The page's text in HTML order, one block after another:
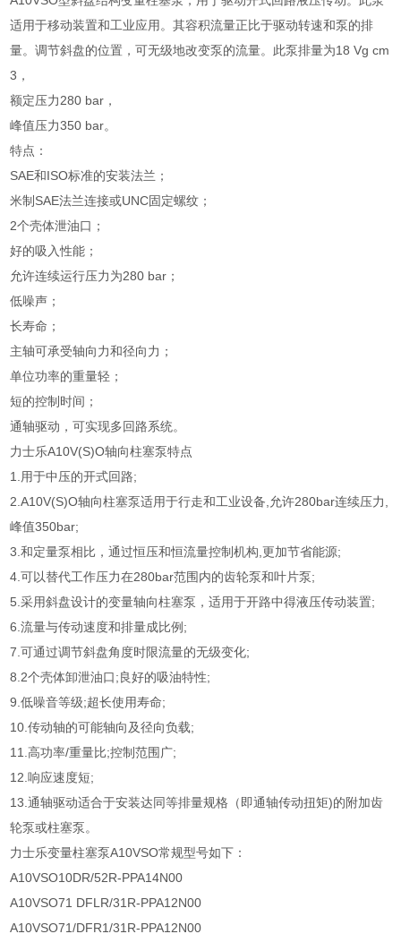
适用于移动装置和工业应用。其容积流量正比于驱动转速和泵的排
量。调节斜盘的位置，可无级地改变泵的流量。此泵排量为18 Vg cm
3，
额定压力280 bar，
峰值压力350 bar。
特点：
SAE和ISO标准的安装法兰；
米制SAE法兰连接或UNC固定螺纹；
2个壳体泄油口；
好的吸入性能；
允许连续运行压力为280 bar；
低噪声；
长寿命；
主轴可承受轴向力和径向力；
单位功率的重量轻；
短的控制时间；
通轴驱动，可实现多回路系统。
力士乐A10V(S)O轴向柱塞泵特点
1.用于中压的开式回路;
2.A10V(S)O轴向柱塞泵适用于行走和工业设备,允许280bar连续压力,
峰值350bar;
3.和定量泵相比，通过恒压和恒流量控制机构,更加节省能源;
4.可以替代工作压力在280bar范围内的齿轮泵和叶片泵;
5.采用斜盘设计的变量轴向柱塞泵，适用于开路中得液压传动装置;
6.流量与传动速度和排量成比例;
7.可通过调节斜盘角度时限流量的无级变化;
8.2个壳体卸泄油口;良好的吸油特性;
9.低噪音等级;超长使用寿命;
10.传动轴的可能轴向及径向负载;
11.高功率/重量比;控制范围广;
12.响应速度短;
13.通轴驱动适合于安装达同等排量规格（即通轴传动扭矩)的附加齿
轮泵或柱塞泵。
力士乐变量柱塞泵A10VSO常规型号如下：
A10VSO10DR/52R-PPA14N00
A10VSO71 DFLR/31R-PPA12N00
A10VSO71/DFR1/31R-PPA12N00